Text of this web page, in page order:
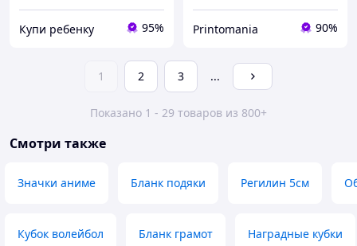
Купи ребенку 95% Printomania 90%
1 2 3 ...
Показано 1 - 29 товаров из 800+
Смотри также
Значки аниме Бланк подяки Регилин 5см
Кубок волейбол Бланк грамот Наградные кубки